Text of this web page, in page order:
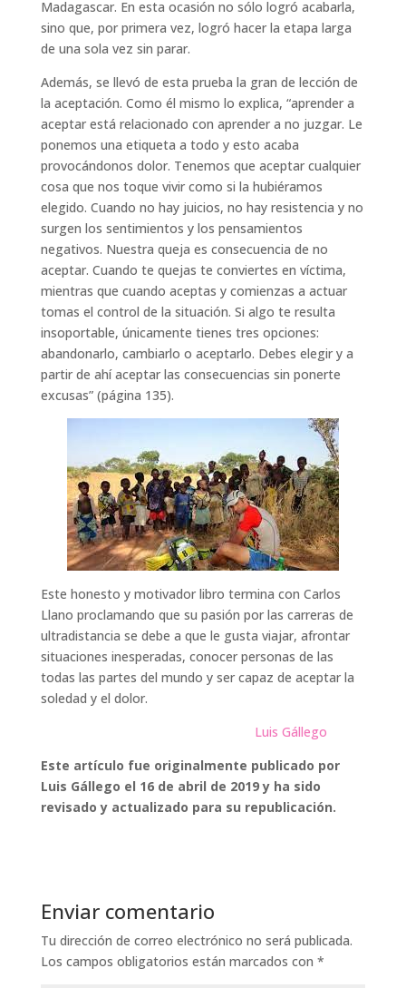
Madagascar. En esta ocasión no sólo logró acabarla,
sino que, por primera vez, logró hacer la etapa larga
de una sola vez sin parar.
Además, se llevó de esta prueba la gran de lección de
la aceptación. Como él mismo lo explica, “aprender a
aceptar está relacionado con aprender a no juzgar. Le
ponemos una etiqueta a todo y esto acaba
provocándonos dolor. Tenemos que aceptar cualquier
cosa que nos toque vivir como si la hubiéramos
elegido. Cuando no hay juicios, no hay resistencia y no
surgen los sentimientos y los pensamientos
negativos. Nuestra queja es consecuencia de no
aceptar. Cuando te quejas te conviertes en víctima,
mientras que cuando aceptas y comienzas a actuar
tomas el control de la situación. Si algo te resulta
insoportable, únicamente tienes tres opciones:
abandonarlo, cambiarlo o aceptarlo. Debes elegir y a
partir de ahí aceptar las consecuencias sin ponerte
excusas” (página 135).
Este honesto y motivador libro termina con Carlos
Llano proclamando que su pasión por las carreras de
ultradistancia se debe a que le gusta viajar, afrontar
situaciones inesperadas, conocer personas de las
todas las partes del mundo y ser capaz de aceptar la
soledad y el dolor.
Luis Gállego
Este artículo fue originalmente publicado por
Luis Gállego el 16 de abril de 2019 y ha sido
revisado y actualizado para su republicación.
Enviar comentario
Tu dirección de correo electrónico no será publicada.
Los campos obligatorios están marcados con *